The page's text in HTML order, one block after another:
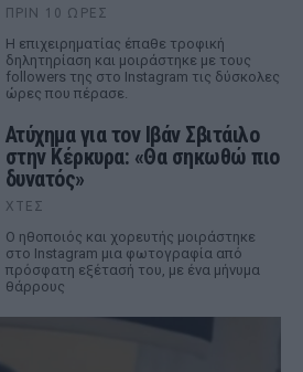
ΠΡΙΝ 10 ΏΡΕΣ
Η επιχειρηματίας έπαθε τροφική
δηλητηρίαση και μοιράστηκε με τους
followers της στο Instagram τις δύσκολες
ώρες που πέρασε.
Ατύχημα για τον Ιβάν Σβιτάιλο
στην Κέρκυρα: «Θα σηκωθώ πιο
δυνατός»
ΧΤΕΣ
Ο ηθοποιός και χορευτής μοιράστηκε
στο Instagram μια φωτογραφία από
πρόσφατη εξέτασή του, με ένα μήνυμα
θάρρους